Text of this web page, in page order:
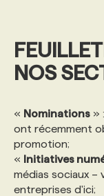
NOS
« Nominations »
ont récemment
promotion;
« Initiatives
médias sociaux –
entreprises d'ici;